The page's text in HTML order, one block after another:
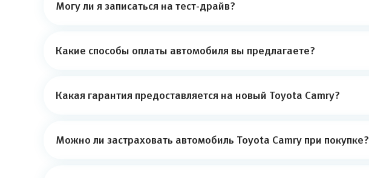
Могу ли я записаться на тест-драйв?
Какие способы оплаты автомобиля вы предлагаете?
Какая гарантия предоставляется на новый Toyota Camry?
Можно ли застраховать автомобиль Toyota Camry при покупке?